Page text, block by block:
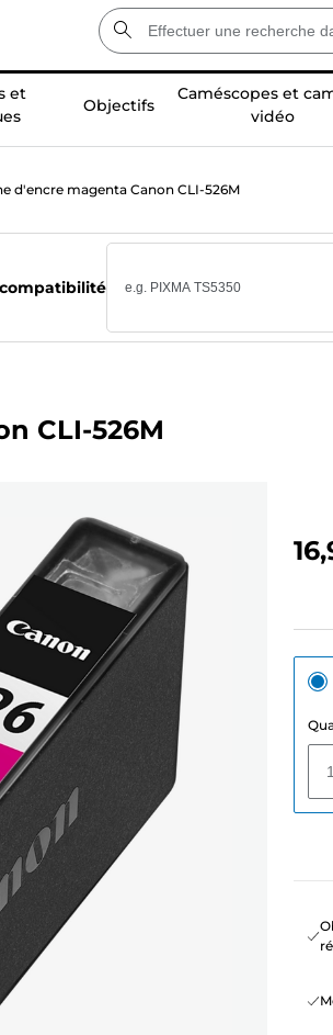
et
Objectifs
Caméscopes et
vidéo
d'encre magenta Canon CLI-526M
CLI-526M
1